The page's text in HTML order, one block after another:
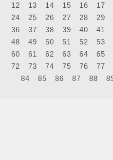
勁，不管怎
糊，這到底
12
13 14 15 16 17
24
25 26 27 28 29
36
37 38 39 40 41
48
49 50 51 52 53
60
61 62 63 64 65
72
73 74 75 76 77
84
85 86 87 88